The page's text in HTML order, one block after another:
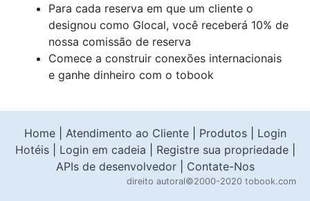
Para cada reserva em que um cliente o
designou como Glocal, você receberá 10% de
nossa comissão de reserva
Comece a construir conexões internacionais
e ganhe dinheiro com o tobook
Home| Atendimento ao Cliente| Produtos| Login
Hotéis| Login em cadeia Registre sua propriedade|
APIs de desenvolvedor| Contate-Nos
direito autoral©2000-2020 tobook.com